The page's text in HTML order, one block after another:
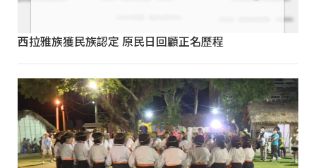
西拉雅族獲民族認定 原民日回顧正名歷程